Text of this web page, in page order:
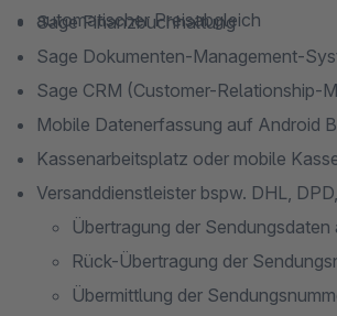
automatischer Preisabgleich
Sage Finanzbuchhaltung
Sage Dokumenten-Management-
Sage CRM (Customer-Relationship-
Mobile Datenerfassung auf Android
Kassenarbeitsplatz oder mobile
Versanddienstleister bspw. DHL,
Übertragung der
Rück-Übertragung der
Übermittlung der